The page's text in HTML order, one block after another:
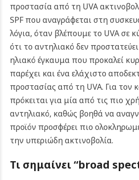
προστασία από τη UVA
SPF που αναγράφεται στη
λόγια, όταν βλέπουμε το UVA σε
ότι το αντηλιακό δεν
ηλιακό έγκαυμα που προκαλεί
παρέχει και ένα ελάχιστο
προστασίας από τη UVA. Για τον
πρόκειται για μία από τις πιο
αντηλιακό, καθώς βοηθά να
προϊόν προσφέρει πιο
την υπεριώδη ακτινοβολία.
Τι σημαίνει “broad